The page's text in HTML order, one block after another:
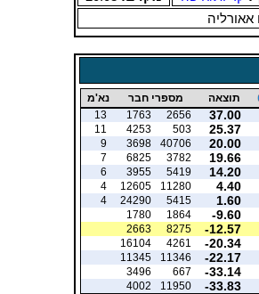
אאורליה
תוצאה מספרי חבר נא'מ
37.00
2656
1763
13
25.37
503
4253
11
20.00
40706
3698
9
19.66
3782
6825
7
14.20
5419
3955
6
4.40
11280
12605
4
1.60
5415
24290
4
-9.60
1864
1780
-12.57
8275
2663
-20.34
4261
16104
-22.17
11346
11345
-33.14
667
3496
-33.83
11950
4002